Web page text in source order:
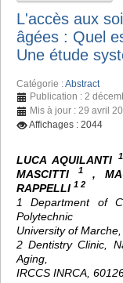
L'accès aux
âgées : Quel
Une étude
Catégorie :Abstract
Publication : 2
Mis à jour : 29 avril
Affichages : 2044
LUCA AQUILANTI 1
MASCITTI
1 ,
RAPPELLI 1 2
1 Department of
Polytechnic
University of
2 Dentistry Clinic,
Aging,
IRCCS INRCA,